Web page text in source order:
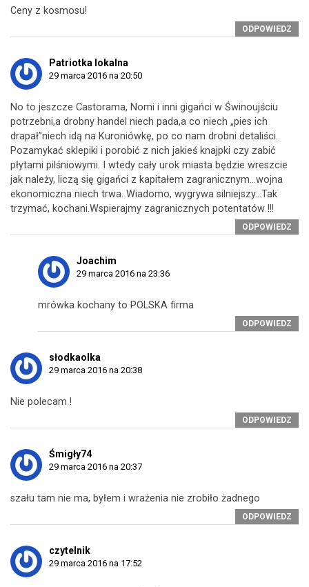
Ceny z kosmosu!
ODPOWIEDZ
Patriotka lokalna
29 marca 2016 na 20:50
No to jeszcze Castorama, Nomi i inni gigańci w Świnoujściu
potrzebni,a drobny handel niech pada,a co niech „pies ich
drapał”niech idą na Kuroniówkę, po co nam drobni detaliści.
Pozamykać sklepiki i porobić z nich jakieś knajpki czy zabić
płytami pilśniowymi. I wtedy cały urok miasta będzie wreszcie
jak należy, liczą się gigańci z kapitałem zagranicznym…wojna
ekonomiczna niech trwa. Wiadomo, wygrywa silniejszy…Tak
trzymać, kochani.Wspierajmy zagranicznych potentatów !!!
ODPOWIEDZ
Joachim
29 marca 2016 na 23:36
mrówka kochany to POLSKA firma
ODPOWIEDZ
słodkaolka
29 marca 2016 na 20:38
Nie polecam !
ODPOWIEDZ
Śmigły74
29 marca 2016 na 20:37
szału tam nie ma, byłem i wrażenia nie zrobiło żadnego
ODPOWIEDZ
czytelnik
29 marca 2016 na 17:52